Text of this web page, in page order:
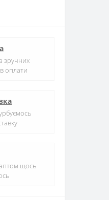
зручних
оплати
щось